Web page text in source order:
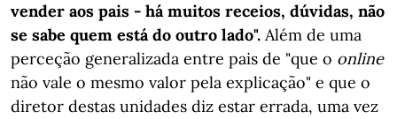
vender aos pais - há muitos receios, dúvidas, não
se sabe quem está do outro lado". Além de uma
perceção generalizada entre pais de "que o online
não vale o mesmo valor pela explicação" e que o
diretor destas unidades diz estar errada, uma vez